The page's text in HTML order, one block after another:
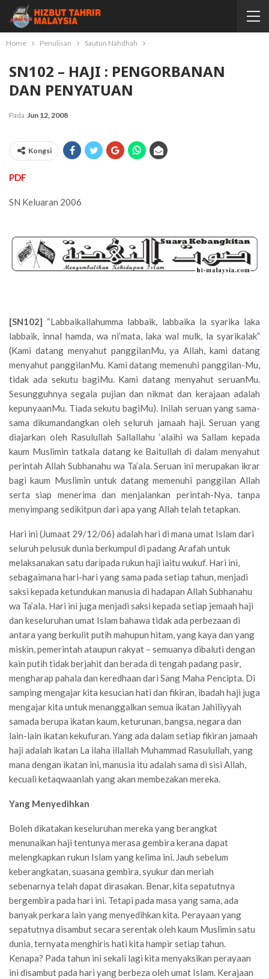
Home Penulisan Sautun Nahdhah
SN102 – HAJI : PENGORBANAN
DAN PENYATUAN
Pada Jun 12, 2008
Kongsi
PDF
SN Keluaran 2006
[SN102] “Labbaikallahumma labbaik, labbaika la syarika laka
labbaik, innal hamda, wa ni’mata, laka wal mulk, la syarikalak”
(Kami datang menyahut panggilanMu, ya Allah, kami datang
menyahut panggilanMu. Kami datang memenuhi panggilan-Mu,
tidak ada sekutu bagiMu. Kami datang menyahut seruanMu.
Sesungguhnya segala pujian dan nikmat dan kerajaan adalah
kepunyaanMu. Tiada sekutu bagiMu). Inilah seruan yang sama-
sama dikumandangkan oleh seluruh jamaah haji. Seruan yang
diajarkan oleh Rasulullah Sallallahu ‘alaihi wa Sallam kepada
kaum Muslimin tatkala datang ke Baitullah di dalam menyahut
perintah Allah Subhanahu wa Ta’ala. Seruan ini merupakan ikrar
bagi kaum Muslimin untuk datang memenuhi panggilan Allah
serta siap menerima dan menjalankan perintah-Nya, tanpa
menyimpang sedikitpun dari apa yang Allah telah tetapkan.
Hari ini (Jumaat 29/12/06) adalah hari di mana umat Islam dari
seluruh pelusuk dunia berkumpul di padang Arafah untuk
melaksanakan satu daripada rukun haji iaitu wukuf. Hari ini,
sebagaimana hari-hari yang sama pada setiap tahun, menjadi
saksi kepada ketundukan manusia di hadapan Allah Subhanahu
wa Ta’ala. Hari ini juga menjadi saksi kepada setiap jemaah haji
dan keseluruhan umat Islam bahawa tidak ada perbezaan di
antara yang berkulit putih mahupun hitam, yang kaya dan yang
miskin, pemerintah ataupun rakyat – semuanya dibaluti dengan
kain putih tidak berjahit dan berada di tengah padang pasir,
mengharap pahala dan keredhaan dari Sang Maha Pencipta. Di
samping mengajar kita kesucian hati dan fikiran, ibadah haji juga
mengajar kita untuk menanggalkan semua ikatan Jahiliyyah
samada berupa ikatan kaum, keturunan, bangsa, negara dan
lain-lain ikatan kekufuran. Yang ada dalam setiap fikiran jamaah
haji adalah ikatan La ilaha illallah Muhammad Rasulullah, yang
mana dengan ikatan ini, manusia itu adalah sama di sisi Allah,
kecuali ketaqwaanlah yang akan membezakan mereka.
Yang Menyedihkan
Boleh dikatakan keseluruhan mereka yang berangkat
menunaikan haji tentunya merasa gembira kerana dapat
melengkapkan rukun Islam yang kelima ini. Jauh sebelum
keberangkatan, suasana gembira, syukur dan meriah
sebenarnya telah dapat dirasakan. Benar, kita sepatutnya
bergembira pada hari ini. Tetapi pada masa yang sama, ada
banyak perkara lain yang menyedihkan kita. Perayaan yang
sepatutnya disambut secara serentak oleh kaum Muslimin satu
dunia, ternyata menghiris hati kita hampir setiap tahun.
Kenapa? Pada tahun ini sekali lagi kita menyaksikan perayaan
ini disambut pada hari yang berbeza oleh umat Islam. Kerajaan